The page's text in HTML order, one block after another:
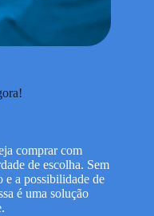
comprar com
de escolha. Sem
e a possibilidade de
é uma solução